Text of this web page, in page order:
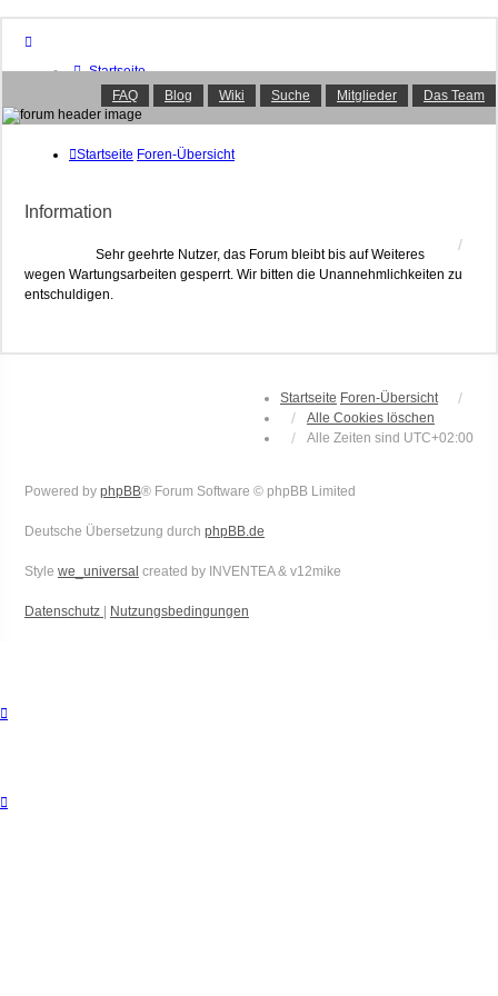
Startseite
Foren-Übersicht
FAQ
Suche
Aktive Themen
Das Team
FAQ Blog Wiki Suche Mitglieder Das Team
Startseite Foren-Übersicht
Information
Sehr geehrte Nutzer, das Forum bleibt bis auf Weiteres
wegen Wartungsarbeiten gesperrt. Wir bitten die Unannehmlichkeiten zu
entschuldigen.
Startseite Foren-Übersicht
Alle Cookies löschen
Alle Zeiten sind UTC+02:00
Powered by phpBB® Forum Software © phpBB Limited
Deutsche Übersetzung durch phpBB.de
Style we_universal created by INVENTEA & v12mike
Datenschutz Nutzungsbedingungen